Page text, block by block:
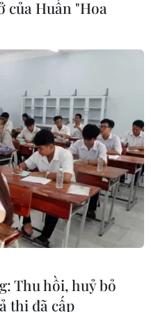
thiện dự
Thành
cao tốc
9
lộ 1 đoạn
2026-
của Huấn "Hoa
Thu hồi, huỷ bỏ
thi đã cấp